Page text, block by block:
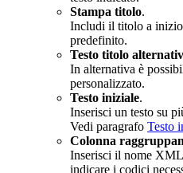
Stampa titolo.
Includi il titolo a
predefinito.
Testo titolo
In alternativa è
personalizzato.
Testo iniziale.
Inserisci un testo su
Vedi paragrafo Testo
Colonna
Inserisci il nome
indicare i codici